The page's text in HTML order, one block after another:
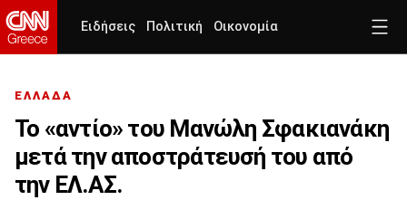
Ειδήσεις Πολιτική Οικονομία
ΕΛΛΑΔΑ
Το «αντίο» του Μανώλη Σφακιανάκη
μετά την αποστράτευσή του από
την ΕΛ.ΑΣ.